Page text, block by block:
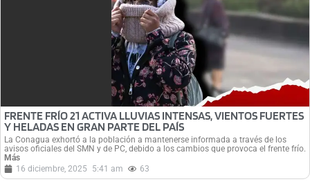
FRENTE FRÍO 21 ACTIVA LLUVIAS INTENSAS, VIENTOS FUERTES
Y HELADAS EN GRAN PARTE DEL PAÍS
La Conagua exhortó a la población a mantenerse informada a través de los
avisos oficiales del SMN y de PC, debido a los cambios que provoca el frente frío.
Más
16 diciembre, 2025
5:41 am 63